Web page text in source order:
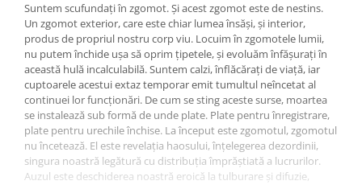
Suntem scufundați în zgomot. Și acest zgomot este de nestins.
Un zgomot exterior, care este chiar lumea însăși, și interior,
produs de propriul nostru corp viu. Locuim în zgomotele lumii,
nu putem închide ușa să oprim țipetele, și evoluăm înfășurați în
această hulă incalculabilă. Suntem calzi, înflăcărați de viață, iar
cuptoarele acestui extaz temporar emit tumultul neîncetat al
continuei lor funcționări. De cum se sting aceste surse, moartea
se instalează sub formă de unde plate. Plate pentru înregistrare,
plate pentru urechile închise. La început este zgomotul, zgomotul
nu încetează. El este revelația haosului, înțelegerea dezordinii,
singura noastră legătură cu distribuția împrăștiată a lucrurilor.
Auzul este deschiderea noastră eroică la tulburare și difuzie,